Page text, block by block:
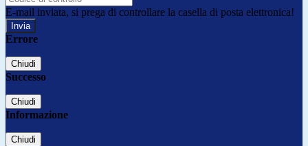
E-mail inviata, si prega di controllare la casella di posta elettronica!
Errore
Chiudi
Successo
Chiudi
Informazione
Chiudi